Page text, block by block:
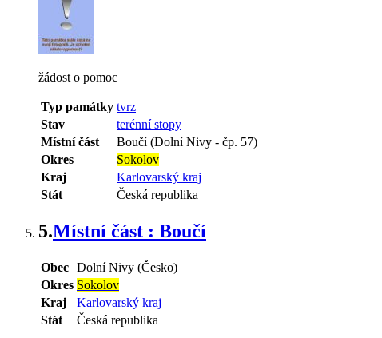
žádost o pomoc
Typ památky tvrz
Stav
terénní stopy
Místní část
Boučí (Dolní Nivy - čp. 57)
Okres
Sokolov
Kraj
Karlovarský kraj
Stát
Česká republika
5.Místní část : Boučí
Obec Dolní Nivy (Česko)
Okres Sokolov
Kraj
Karlovarský kraj
Stát
Česká republika